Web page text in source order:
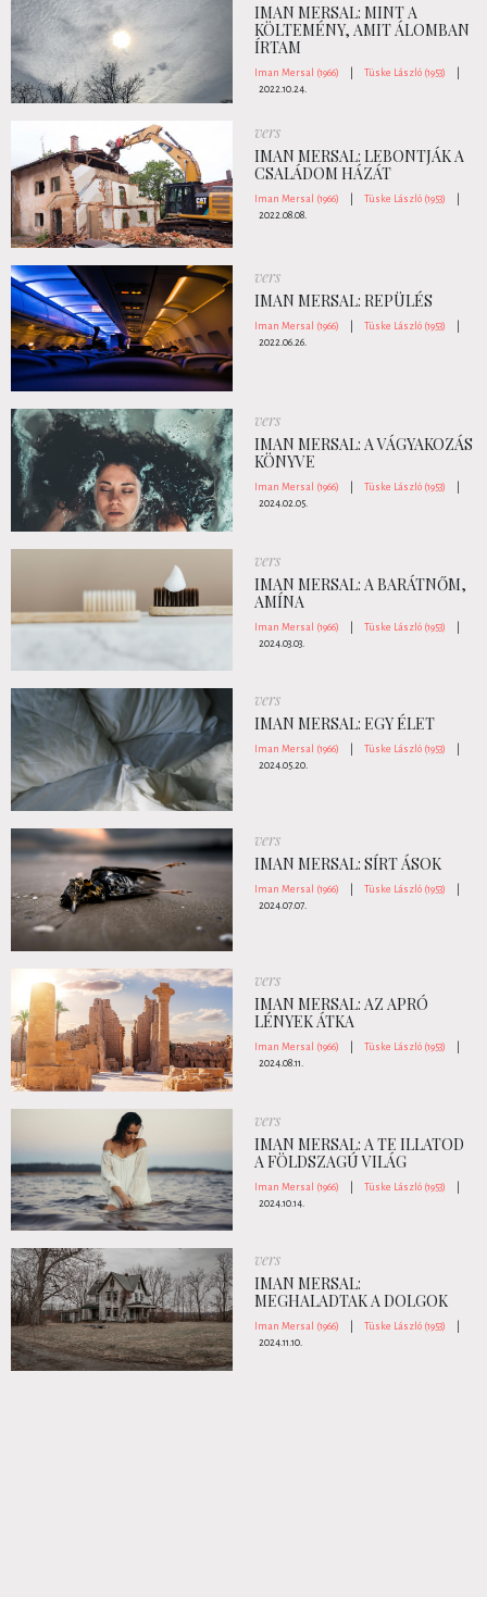
IMAN MERSAL: MINT A
KÖLTEMÉNY, AMIT ÁLOMBAN
ÍRTAM
Iman Mersal (1966) Tüske László (1953)
2022.10.24.
vers
IMAN MERSAL: LEBONTJÁK A
CSALÁDOM HÁZÁT
Iman Mersal (1966) Tüske László (1953)
2022.08.08.
vers
IMAN MERSAL: REPÜLÉS
Iman Mersal (1966) Tüske László (1953)
2022.06.26.
vers
IMAN MERSAL: A VÁGYAKOZÁS
KÖNYVE
Iman Mersal (1966) Tüske László (1953)
2024.02.05.
vers
IMAN MERSAL: A BARÁTNŐM,
AMÍNA
Iman Mersal (1966) Tüske László (1953)
2024.03.03.
vers
IMAN MERSAL: EGY ÉLET
Iman Mersal (1966) Tüske László (1953)
2024.05.20.
vers
IMAN MERSAL: SÍRT ÁSOK
Iman Mersal (1966) Tüske László (1953)
2024.07.07.
vers
IMAN MERSAL: AZ APRÓ
LÉNYEK ÁTKA
Iman Mersal (1966) Tüske László (1953)
2024.08.11.
vers
IMAN MERSAL: A TE ILLATOD
A FÖLDSZAGÚ VILÁG
Iman Mersal (1966) Tüske László (1953)
2024.10.14.
vers
IMAN MERSAL:
MEGHALADTAK A DOLGOK
Iman Mersal (1966) Tüske László (1953)
2024.11.10.